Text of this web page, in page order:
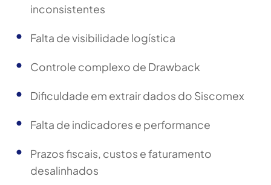
inconsistentes
Falta de visibilidade logística
Controle complexo de Drawback
Dificuldade em extrair dados do Siscomex
Falta de indicadores e performance
Prazos fiscais, custos e faturamento
desalinhados